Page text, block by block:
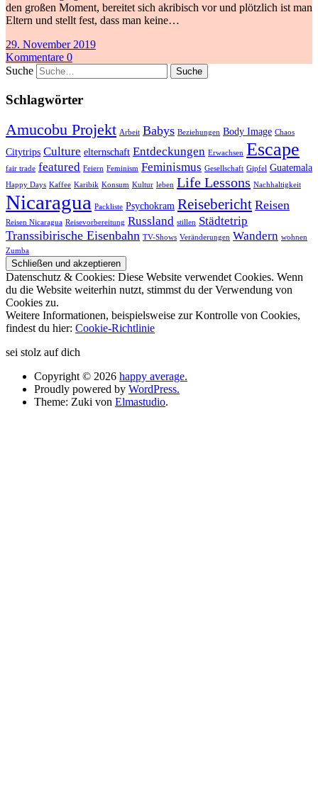
den großen Moment, bereitet sich akribisch vor und plötzlich ist man
Eltern und stellt fest, dass man keine…
29. November 2019
Kommentare 0
Suche
Schlagwörter
Amucobu Projekt Arbeit Babys Beziehungen Body Image Chaos
Citytrips Culture elternschaft Entdeckungen Erwachsen Escape
fair trade featured Feiern Feminism Feminismus Gesellschaft Gipfel Guatemala
Happy Days Kaffee Karibik Konsum Kultur leben Life Lessons Nachhaltigkeit
Nicaragua Packliste Psychokram Reisebericht Reisen
Reisen Nicaragua Reisevorbereitung Russland stillen Städtetrip
Transsibirische Eisenbahn TV-Shows Veränderungen Wandern wohnen
Zumba
Datenschutz & Cookies: Diese Website verwendet Cookies. Wenn
du die Website weiterhin nutzt, stimmst du der Verwendung von
Cookies zu.
Weitere Informationen, beispielsweise zur Kontrolle von Cookies,
findest du hier: Cookie-Richtlinie
sei stolz auf dich
Copyright © 2026 happy average.
Proudly powered by WordPress.
Theme: Zuki von Elmastudio.